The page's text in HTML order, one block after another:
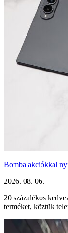
Bomba akciókkal
2026. 08. 06.
20 százalékos
terméket, köztük